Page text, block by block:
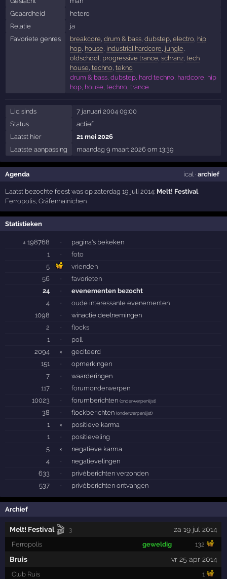
Geaardheid
hetero
Relatie
ja
Favoriete genres
breakcore drum & bass, dubstep, electro, hip
hop, house industrial hardcore jungle
oldschool progressive trance schranz, tech
house techno, tekno
drum & bass, dubstep, hard techno, hardcore, hip
hop, house, techno, trance
Lid sinds
7 januari 2004 09:00
Status
actief
Laatst hier
21 mei 2026
Laatste aanpassing
maandag 9 maart 2026 om 13:39
Agenda ical· archief
Laatst bezochte feest was op zaterdag 19 juli 2014: Melt! Festival,
Ferropolis,Gräfenhainichen
Statistieken
± 198768 ·
pagina's bekeken
1
·
foto
5
vrienden
56
·
favorieten
24
·
evenementen bezocht
4
·
oude interessante evenementen
1098
·
winactie deelnemingen
2
·
flocks
1
·
poll
2094
×
geciteerd
151
·
opmerkingen
7
·
waarderingen
117
·
forumonderwerpen
10023
· forumberichten(onderwerpenlijst)
38 · flockberichten(onderwerpenlijst)
1 ×
positieve karma
1
·
positieveling
5
×
negatieve karma
4
·
negatievelingen
633
·
privéberichten verzonden
537
· privéberichten ontvangen
Archief
Melt! Festival 🎬 3 za 19 jul 2014
Ferropolis geweldig 132
Bruis vr 25 apr 2014
Club Ruis 1